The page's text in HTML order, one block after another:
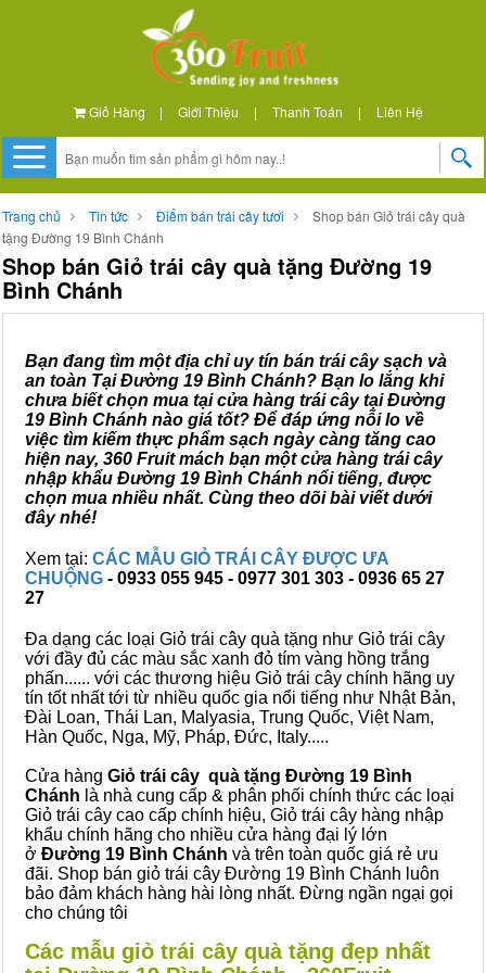
Giỏ Hàng | Giới Thiệu | Thanh Toán | Liên Hệ
Trang chủ Tin tức Điểm bán trái cây tươi
Shop bán Giỏ trái cây quà
tặng Đường 19 Bình Chánh
Shop bán Giỏ trái cây quà tặng Đường 19
Bình Chánh
Bạn đang tìm một địa chỉ uy tín bán trái cây sạch và
an toàn Tại Đường 19 Bình Chánh? Bạn lo lắng khi
chưa biết chọn mua tại cửa hàng trái cây tại Đường
19 Bình Chánh nào giá tốt? Để đáp ứng nỗi lo về
việc tìm kiếm thực phẩm sạch ngày càng tăng cao
hiện nay, 360 Fruit mách bạn một cửa hàng trái cây
nhập khẩu Đường 19 Bình Chánh nổi tiếng, được
chọn mua nhiều nhất. Cùng theo dõi bài viết dưới
đây nhé!
Xem tại: CÁC MẪU GIỎ TRÁI CÂY ĐƯỢC ƯA
CHUỘNG - 0933 055 945 - 0977 301 303 - 0936 65 27
27
Đa dạng các loại Giỏ trái cây quà tặng như Giỏ trái cây
với đầy đủ các màu sắc xanh đỏ tím vàng hồng trắng
phấn...... với các thương hiệu Giỏ trái cây chính hãng uy
tín tốt nhất tới từ nhiều quốc gia nổi tiếng như Nhật Bản,
Đài Loan, Thái Lan, Malyasia, Trung Quốc, Việt Nam,
Hàn Quốc, Nga, Mỹ, Pháp, Đức, Italy.....
Cửa hàng Giỏ trái cây quà tặng Đường 19 Bình
Chánh là nhà cung cấp & phân phối chính thức các loại
Giỏ trái cây cao cấp chính hiệu, Giỏ trái cây hàng nhập
khẩu chính hãng cho nhiều cửa hàng đại lý lớn
ở Đường 19 Bình Chánh và trên toàn quốc giá rẻ ưu
đãi. Shop bán giỏ trái cây Đường 19 Bình Chánh luôn
bảo đảm khách hàng hài lòng nhất. Đừng ngần ngại gọi
cho chúng tôi
Các mẫu giỏ trái cây quà tặng đẹp nhất